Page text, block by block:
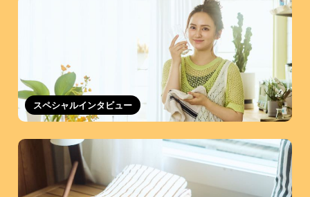
スペシャルインタビュー